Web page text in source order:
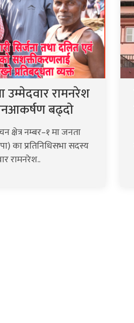
उम्मेदवार रामनरेश
बढ्दो
क्षेत्र नम्बर–१ मा जनता
का प्रतिनिधिसभा सदस्य
रामनरेश..